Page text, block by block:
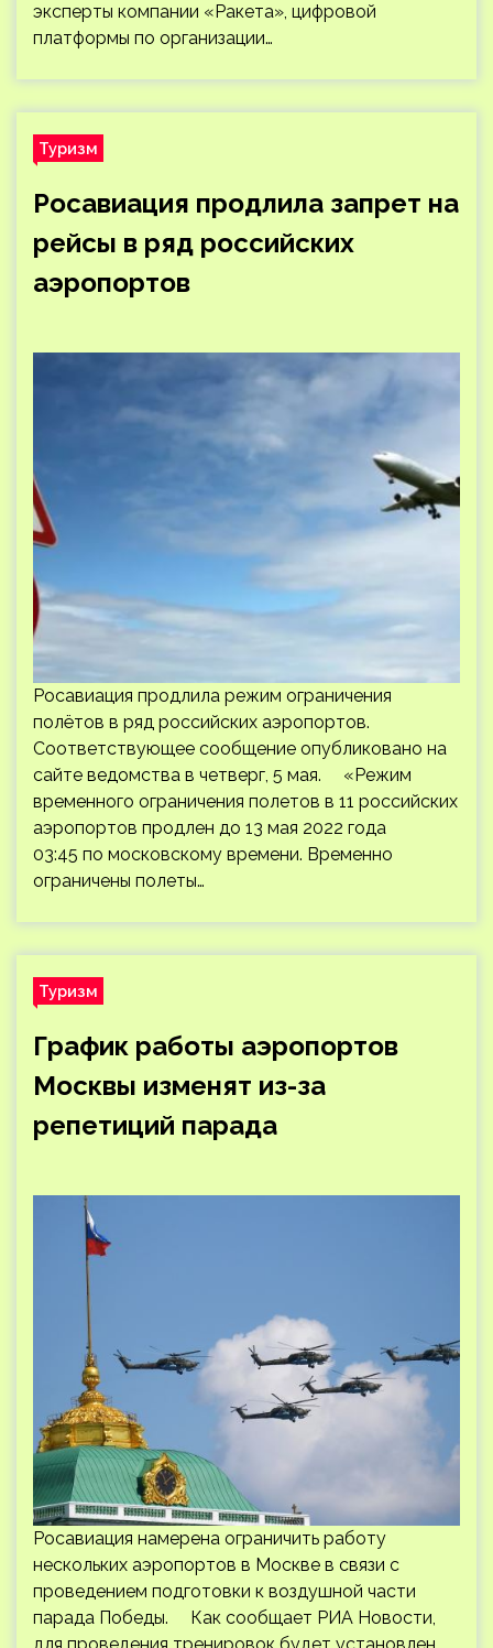
эксперты компании «Ракета», цифровой
платформы по организации…
Туризм
Росавиация продлила запрет на
рейсы в ряд российских
аэропортов
Росавиация продлила режим ограничения
полётов в ряд российских аэропортов.
Соответствующее сообщение опубликовано на
сайте ведомства в четверг, 5 мая. «Режим
временного ограничения полетов в 11 российских
аэропортов продлен до 13 мая 2022 года
03:45 по московскому времени. Временно
ограничены полеты…
Туризм
График работы аэропортов
Москвы изменят из-за
репетиций парада
Росавиация намерена ограничить работу
нескольких аэропортов в Москве в связи с
проведением подготовки к воздушной части
парада Победы. Как сообщает РИА Новости,